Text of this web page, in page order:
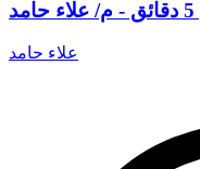
علاء حامد